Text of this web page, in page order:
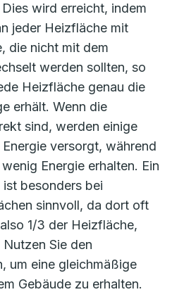
wird erreicht, indem
jeder Heizfläche mit
die nicht mit dem
werden sollten, so
Heizfläche genau die
erhält. Wenn die
sind, werden einige
versorgt, während
Energie erhalten. Ein
besonders bei
sinnvoll, da dort oft
1/3 der Heizfläche,
Sie den
um eine gleichmäßige
Gebäude zu erhalten.